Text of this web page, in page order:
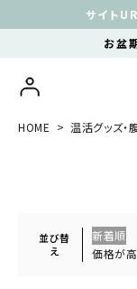
サイト
お盆
HOME 温活グッズ・
並び替
え
新着順
価格が